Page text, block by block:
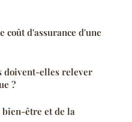
coût d'assurance d'une
doivent-elles relever
?
bien-être et de la